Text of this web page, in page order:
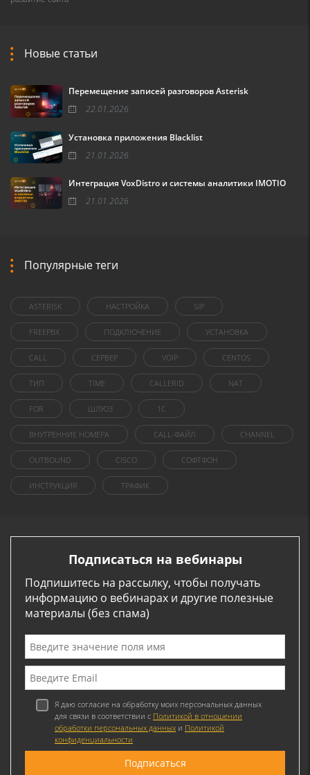
Новые статьи
Перемещение записей разговоров Asterisk
22.01.2026
Установка приложения Blacklist
21.01.2026
Интеграция VoxDistro и системы аналитики IMOTIO
21.01.2026
Популярные теги
ASTERISK НАСТРОЙКА SIP
FREEPBX ПОДКЛЮЧЕНИЕ УСТАНОВКА
CALL СЕРВЕР VOIP CENTOS
ТИП TIME CALLERID NAT
FOR ШЛЮЗ 1C
ВНУТРЕННИЕ НОМЕРА CALL-ФАЙЛ CHANNEL
OUTBOUND CISCO СОФТФОН
ИНСТРУКЦИЯ ТРАФИК
Подписаться на вебинары
Подпишитесь на рассылку, чтобы получать
информацию о вебинарах и другие полезные
материалы (без спама)
Я даю согласие на обработку моих персональных данных
для связи в соответствии с Политикой в отношении
обработки персональных данных и Политикой
конфиденциальности